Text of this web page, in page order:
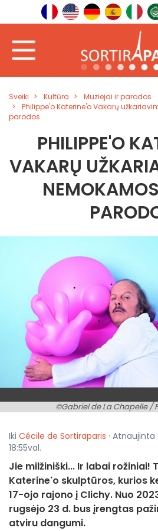
Sveiki Kultūra
Muziejai ir parodos
Philippe'o Katerine'o Vakarų
parodos
PHILIPPE'O
VAKARŲ
©Gabriel de La Chapelle /
Iki Cécile de Sortiraparis ·
18:55val.
Jie milžiniški... Ir labai rožiniai!
Katerine'o skulptūros, kurios
17-ojo rajono į Clichy. Nuo
rugsėjo 23 d. bus įrengtas
atviru dangumi.